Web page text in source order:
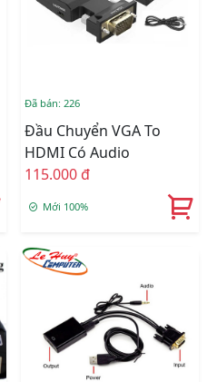
Đã bán: 226
Đầu Chuyển VGA To
HDMI Có Audio
115.000 đ
Mới 100%